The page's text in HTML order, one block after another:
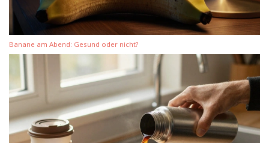
Banane am Abend: Gesund oder nicht?